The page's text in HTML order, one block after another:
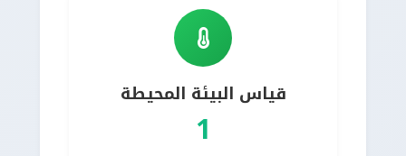
قياس البيئة المحيطة
1